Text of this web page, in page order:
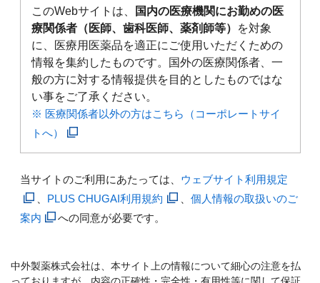
このWebサイトは、
国内の医療機関にお勤めの医
療関係者（医師、歯科医師、薬剤師等）
を対象
に、医療用医薬品を適正にご使用いただくための
情報を集約したものです。国外の医療関係者、一
般の方に対する情報提供を目的としたものではな
い事をご了承ください。
※ 医療関係者以外の方はこちら（コーポレートサイ
トへ）
当サイトのご利用にあたっては、 ウェブサイト利用規定
PLUS CHUGAI利用規約
個人情報の取扱いのご
案内
への同意が必要です。
中外製薬株式会社は、本サイト上の情報について細心の注意を払
っておりますが、内容の正確性・完全性・有用性等に関して保証